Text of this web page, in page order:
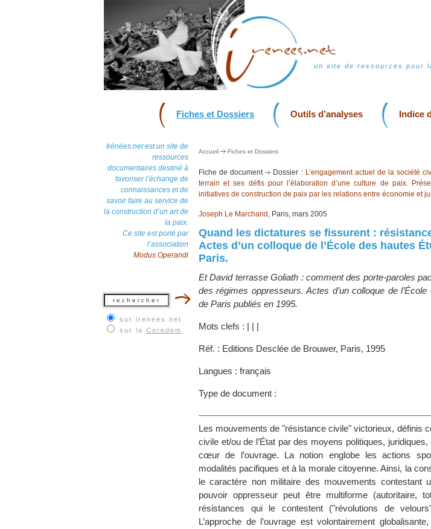
un site de ressources pour
Fiches et Dossiers Outils d’analyses Indice
Irénées.net est un site de
ressources
documentaires destiné à
favoriser l’échange de
connaissances et de
savoir faire au service de
la construction d’un art de
la paix.
Ce site est porté par
l’association
Modus Operandi
sur irenees.net
sur la Coredem
Accueil Fiches et Dossiers
Fiche de document Dossier : L’engagement actuel de la société
terrain et ses défis pour l’élaboration d’une culture de paix.
initiatives de construction de paix par les relations entre économie et
Joseph Le Marchand , Paris, mars 2005
Quand les dictatures se fissurent :
Actes d’un colloque de l’École des hautes
Paris.
Et David terrasse Goliath : comment des porte-paroles
des régimes oppresseurs. Actes d’un colloque de
de Paris publiés en 1995.
Mots clefs : | | |
Réf. : Editions Desclée de Brouwer, Paris, 1995
Langues : français
Type de document :
Les mouvements de "résistance civile" victorieux, définis
civile et/ou de l’État par des moyens politiques,
cœur de l’ouvrage. La notion englobe les actions
modalités pacifiques et à la morale citoyenne. Ainsi, la
le caractère non militaire des mouvements contestant
pouvoir oppresseur peut être multiforme (autoritaire,
résistances qui le contestent ("révolutions de
L’approche de l’ouvrage est volontairement